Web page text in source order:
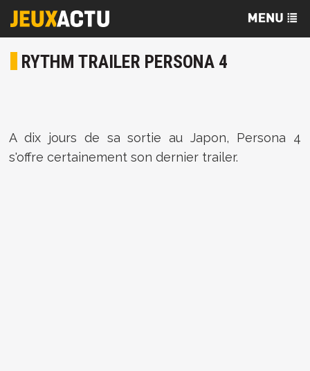
RYTHM TRAILER PERSONA 4
A dix jours de sa sortie au Japon, Persona 4
s'offre certainement son dernier trailer.